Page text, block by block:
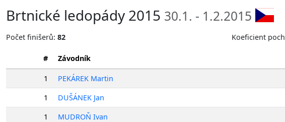
Brtnické ledopády 2015 30.1. - 1.2.2015
Počet finišerů: 82 Koeficient
# Závodník
1 PEKÁREK Martin
1
DUŠÁNEK Jan
1
MUDROŇ Ivan